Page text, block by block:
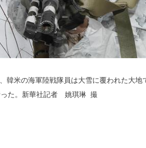
韓米の海軍陸戦隊員は大雪に覆われた大
った。新華社記者 姚琪琳 撮